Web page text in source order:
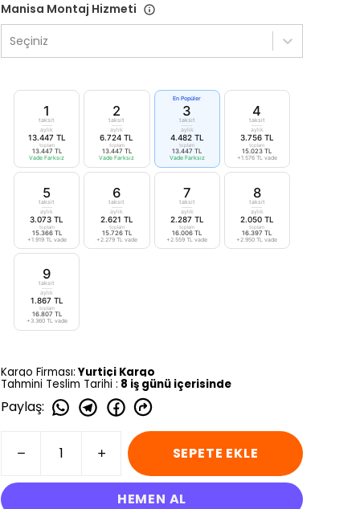
Manisa Montaj Hizmeti
Seçiniz
1
taksit
aylık
13.447 TL
toplam
13.447 TL
Vade Farksız
2
taksit
aylık
6.724 TL
toplam
13.447 TL
Vade Farksız
En Popüler
3
taksit
aylık
4.482 TL
toplam
13.447 TL
Vade Farksız
4
taksit
aylık
3.756 TL
toplam
15.023 TL
+1.576 TL vade
5
taksit
aylık
3.073 TL
toplam
15.366 TL
+1.919 TL vade
6
taksit
aylık
2.621 TL
toplam
15.726 TL
+2.279 TL vade
7
taksit
aylık
2.287 TL
toplam
16.006 TL
+2.559 TL vade
8
taksit
aylık
2.050 TL
toplam
16.397 TL
+2.950 TL vade
9
taksit
aylık
1.867 TL
toplam
16.807 TL
+3.360 TL vade
Kargo Firması: Yurtiçi Kargo
Tahmini Teslim Tarihi : 8 iş günü içerisinde
Paylaş:
SEPETE EKLE
HEMEN AL